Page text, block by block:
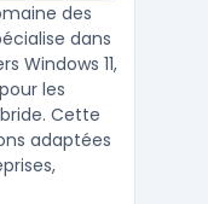
des
dans
Windows 11,
les
Cette
adaptées